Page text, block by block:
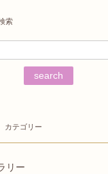
索
search
カテゴリー
リー